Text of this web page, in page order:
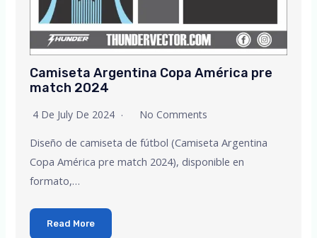
Camiseta Argentina Copa América pre
match 2024
4 De July De 2024 No Comments
Diseño de camiseta de fútbol (Camiseta Argentina
Copa América pre match 2024), disponible en
formato,…
Read More